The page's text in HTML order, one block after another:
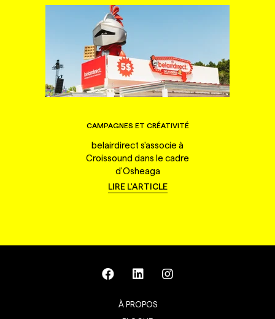
CAMPAGNES ET CRÉATIVITÉ
belairdirect s'associe à
Croissound dans le cadre
d'Osheaga
LIRE L'ARTICLE
À PROPOS